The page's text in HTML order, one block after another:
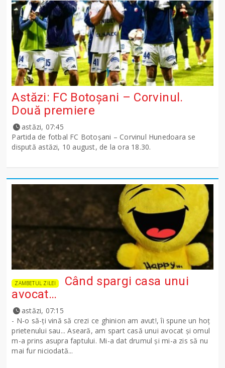
Astăzi: FC Botoșani – Corvinul.
Două premiere
astăzi, 07:45
Partida de fotbal FC Botoșani – Corvinul Hunedoara se
dispută astăzi, 10 august, de la ora 18.30.
ZAMBETUL ZILEI
Când spargi casa unui
avocat…
astăzi, 07:15
- N-o să-ţi vină să crezi ce ghinion am avut!, îi spune un hoţ
prietenului sau... Aseară, am spart casă unui avocat şi omul
m-a prins asupra faptului. Mi-a dat drumul şi mi-a zis să nu
mai fur niciodată...